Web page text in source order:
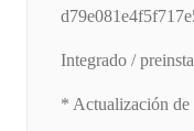
Integrado /
* Actualización de